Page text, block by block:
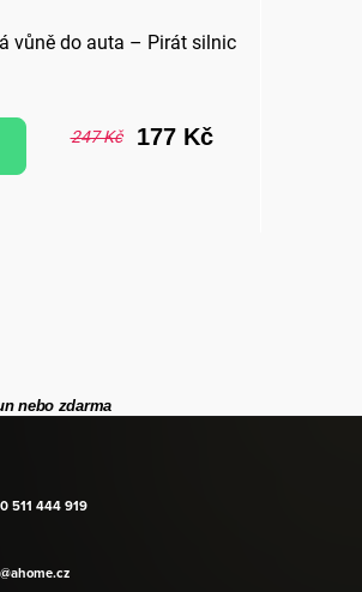
vůně do auta – Pirát silnic
247 Kč 177 Kč
nebo zdarma
511 444 919